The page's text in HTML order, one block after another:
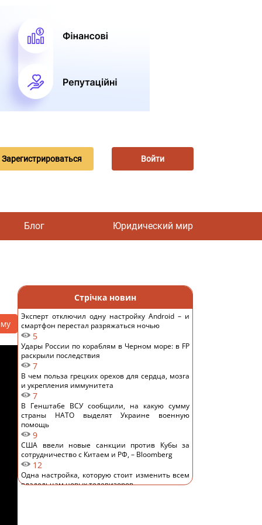
Зарегистрироваться Войти
Блог Юридический мир
Стрічка новин
Эксперт отключил одну настройку Android – и
смартфон перестал разряжаться ночью
5
Удары России по кораблям в Черном море: в FP
раскрыли последствия
7
В чем польза грецких орехов для сердца, мозга
и укрепления иммунитета
7
В Генштабе ВСУ сообщили, на какую сумму
страны НАТО выделят Украине военную
помощь
9
США ввели новые санкции против Кубы за
сотрудничество с Китаем и РФ, – Bloomberg
12
Одна настройка, которую стоит изменить всем
владельцам новых телевизоров